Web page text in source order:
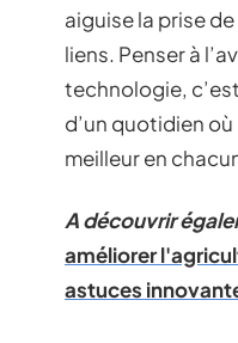
aiguise la prise
liens. Penser à
technologie,
d’un quotidien
meilleur en
A découvrir
améliorer
astuces